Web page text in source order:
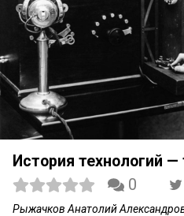
История технологий —
0
Рыжачков Анатолий